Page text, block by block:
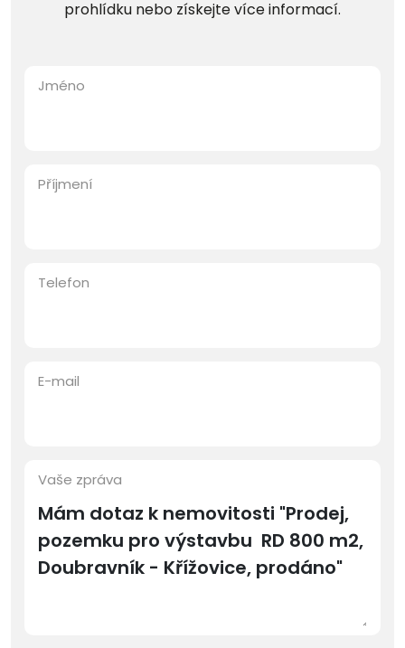
prohlídku nebo získejte více informací.
Jméno
Příjmení
Telefon
E-mail
Vaše zpráva